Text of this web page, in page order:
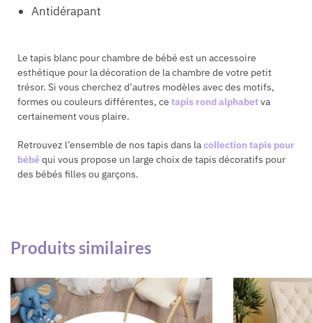
Antidérapant
Le tapis blanc pour chambre de bébé est un accessoire
esthétique pour la décoration de la chambre de votre petit
trésor. Si vous cherchez d’autres modèles avec des motifs,
formes ou couleurs différentes, ce tapis rond alphabetva
certainement vous plaire.
Retrouvez l’ensemble de nos tapis dans lacollection tapis pour
bébéqui vous propose un large choix de tapis décoratifs pour
des bébés filles ou garçons.
Produits similaires